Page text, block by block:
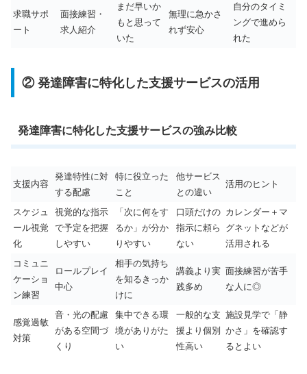
求職サポ
ート
面接練習・
求人紹介
まだ早いか
もと思って
いた
無理に急かさ
れず安心
自分のタイミ
ングで進めら
れた
② 発達障害に特化した支援サービスの活用
発達障害に特化した支援サービスの強み比較
支援内容
発達特性に対
する配慮
特に役立った
こと
他サービス
との違い
活用のヒント
スケジュ
ール視覚
化
視覚的な指示
で予定を把握
しやすい
「次に何をす
るか」が分か
りやすい
口頭だけの
指示に頼ら
ない
カレンダー＋マ
グネットなどが
活用される
コミュニ
ケーショ
ン練習
ロールプレイ
中心
相手の気持ち
を知るきっか
けに
講義より実
践多め
面接練習が苦手
な人に◎
感覚過敏
対策
音・光の配慮
がある空間づ
くり
集中できる環
境がありがた
い
一般的な支
援より個別
性高い
施設見学で「静
かさ」を確認す
るとよい